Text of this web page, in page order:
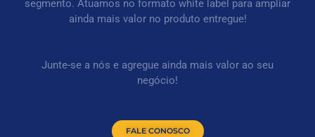
segmento. Atuamos no formato white label para ampliar
ainda mais valor no produto entregue!
Junte-se a nós e agregue ainda mais valor ao seu
negócio!
FALE CONOSCO